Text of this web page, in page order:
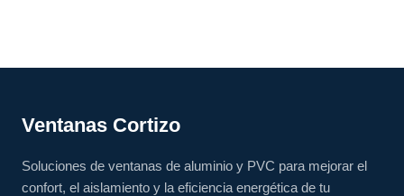
Ventanas Cortizo
Soluciones de ventanas de aluminio y PVC para mejorar el
confort, el aislamiento y la eficiencia energética de tu